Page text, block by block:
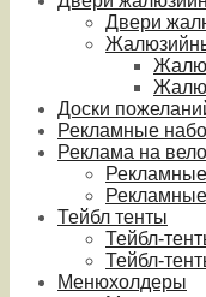
Двери
Доски
Рекламные
Реклама на
Тейбл тенты
Тейбл-
Тейбл-
Менюхолдеры